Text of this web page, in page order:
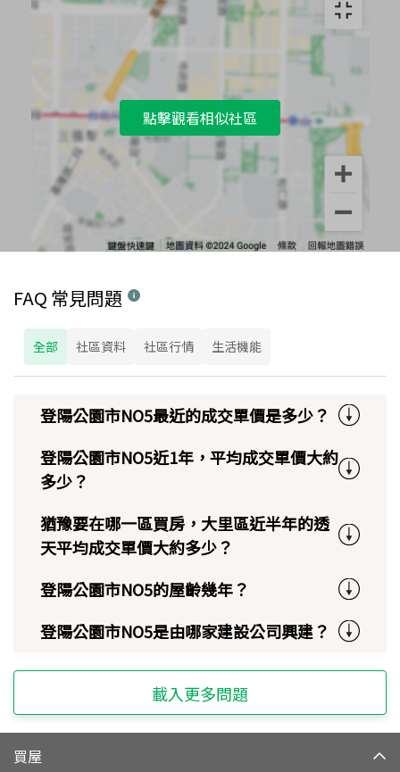
點擊觀看相似社區
FAQ 常見問題
全部 社區資料 社區行情 生活機能
登陽公園市NO5最近的成交單價是多少？
登陽公園市NO5近1年，平均成交單價大約
多少？
猶豫要在哪一區買房，大里區近半年的透
天平均成交單價大約多少？
登陽公園市NO5的屋齡幾年？
登陽公園市NO5是由哪家建設公司興建？
載入更多問題
買屋